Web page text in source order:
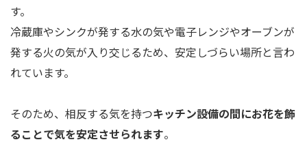
す。
冷蔵庫やシンクが発する水の気や電子レンジやオーブンが
発する火の気が入り交じるため、安定しづらい場所と言わ
れています。
そのため、相反する気を持つキッチン設備の間にお花を飾
ることで気を安定させられます。